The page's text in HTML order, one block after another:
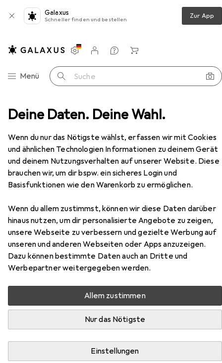
Deine Daten. Deine Wahl.
Wenn du nur das Nötigste wählst, erfassen wir mit Cookies
und ähnlichen Technologien Informationen zu deinem Gerät
und deinem Nutzungsverhalten auf unserer Website. Diese
brauchen wir, um dir bspw. ein sicheres Login und
Basisfunktionen wie den Warenkorb zu ermöglichen.
Wenn du allem zustimmst, können wir diese Daten darüber
hinaus nutzen, um dir personalisierte Angebote zu zeigen,
unsere Webseite zu verbessern und gezielte Werbung auf
unseren und anderen Webseiten oder Apps anzuzeigen.
Dazu können bestimmte Daten auch an Dritte und
Werbepartner weitergegeben werden.
Allem zustimmen
Nur das Nötigste
Einstellungen
Galaxus
Schneller finden und bestellen Zur App
Navigation nach Kategorien
Menü Suche
Einstellungen
Kundenkonto
Vergleichslisten
Merklisten
Warenkorb
Wohnzimmer TV Möbel vidaXL Wavena (2 Stück)
EUR
118,86
vidaXLWavena (2 Stück)
68 x 39 x 50.50 cm
Zubehör für vidaXL Wavena (2
Stück)
Hier findest du passendes Zubehör zum Produkt vidaXL
Wavena (2 Stück) aus der Kategorie Möbelgleiter +
Produktliste